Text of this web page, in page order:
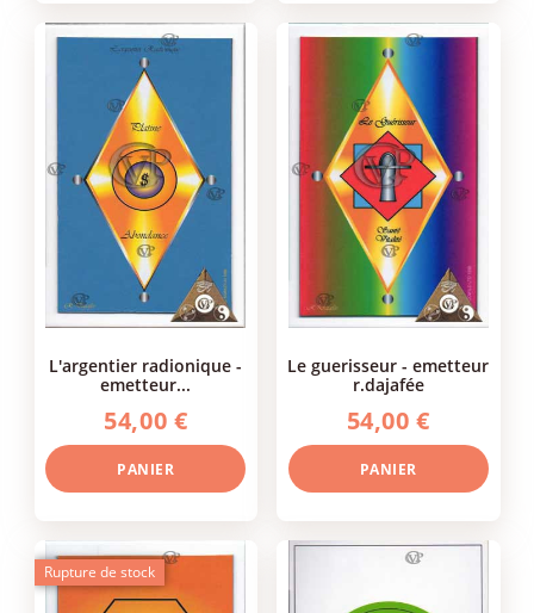
l'argentier radionique -
emetteur...
54,00 €
PANIER
le guerisseur - emetteur
r.dajafée
54,00 €
PANIER
Rupture de stock